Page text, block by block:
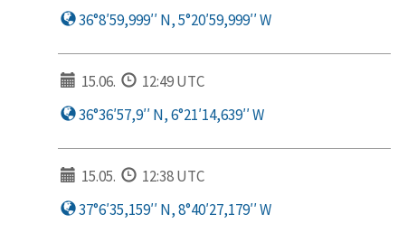
36°8′59,999′′ N, 5°20′59,999′′ W
15.06.
12:49 UTC
36°36′57,9′′ N, 6°21′14,639′′ W
15.05.
12:38 UTC
37°6′35,159′′ N, 8°40′27,179′′ W